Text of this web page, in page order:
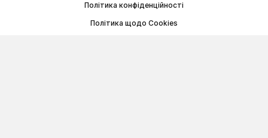
Політика конфіденційності
Політика щодо Cookies